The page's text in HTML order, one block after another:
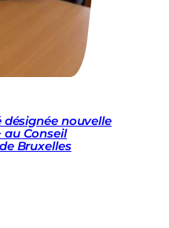
nouvelle
au Conseil
Bruxelles